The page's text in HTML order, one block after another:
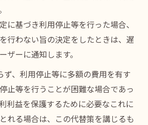
に基づき利用停止等を行った場合、
行わない旨の決定をしたときは、遅
ザーに通知します。
ず、利用停止等に多額の費用を有す
止等を行うことが困難な場合であっ
利益を保護するために必要なこれに
れる場合は、この代替策を講じるも